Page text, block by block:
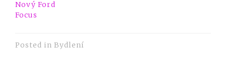
Nový Ford
Focus
Posted in Bydlení